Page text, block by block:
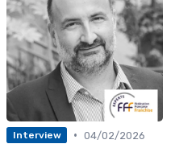
Interview • 04/02/2026